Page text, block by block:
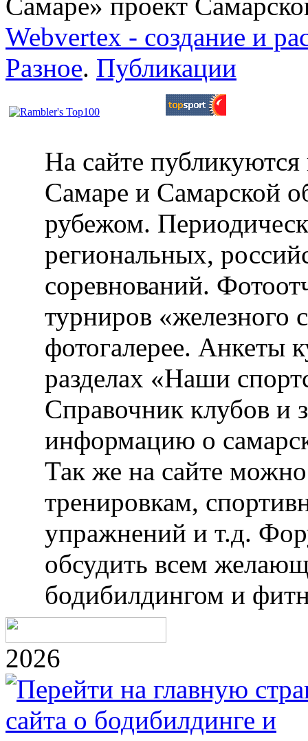
Webvertex - создание и
Разное. Публикации
На сайте публикуются
Самаре и Самарской
рубежом.
региональных,
соревнований.
турниров «железного
фотогалерее. Анкеты
разделах «Наши
Справочник клубов и
информацию о
Так же на сайте
тренировкам,
упражнений и т.д.
обсудить всем
бодибилдингом и
2026